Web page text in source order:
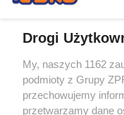
Żaden utwór zamieszczony
rozpowszechniany lub
tym także elektroniczny
eksploatacji w jakiejkolwiek
bez pisemnej zgody
Drogi
My, naszych 1162
podmioty z Grupy
przechowujemy
przetwarzamy dane